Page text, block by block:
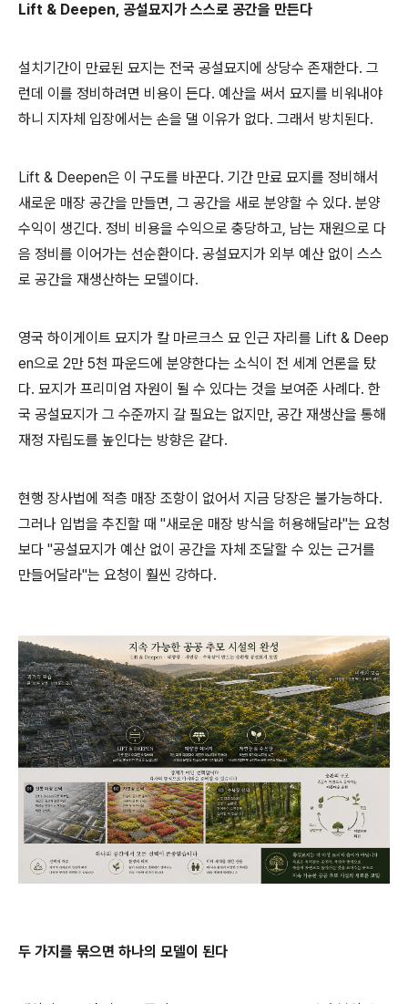
Lift & Deepen, 공설묘지가 스스로 공간을 만든다
설치기간이 만료된 묘지는 전국 공설묘지에 상당수 존재한다. 그
런데 이를 정비하려면 비용이 든다. 예산을 써서 묘지를 비워내야
하니 지자체 입장에서는 손을 댈 이유가 없다. 그래서 방치된다.
Lift & Deepen은 이 구도를 바꾼다. 기간 만료 묘지를 정비해서
새로운 매장 공간을 만들면, 그 공간을 새로 분양할 수 있다. 분양
수익이 생긴다. 정비 비용을 수익으로 충당하고, 남는 재원으로 다
음 정비를 이어가는 선순환이다. 공설묘지가 외부 예산 없이 스스
로 공간을 재생산하는 모델이다.
영국 하이게이트 묘지가 칼 마르크스 묘 인근 자리를 Lift & Deep
en으로 2만 5천 파운드에 분양한다는 소식이 전 세계 언론을 탔
다. 묘지가 프리미엄 자원이 될 수 있다는 것을 보여준 사례다. 한
국 공설묘지가 그 수준까지 갈 필요는 없지만, 공간 재생산을 통해
재정 자립도를 높인다는 방향은 같다.
현행 장사법에 적층 매장 조항이 없어서 지금 당장은 불가능하다.
그러나 입법을 추진할 때 "새로운 매장 방식을 허용해달라"는 요청
보다 "공설묘지가 예산 없이 공간을 자체 조달할 수 있는 근거를
만들어달라"는 요청이 훨씬 강하다.
두 가지를 묶으면 하나의 모델이 된다